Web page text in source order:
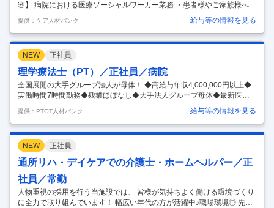
容】 病院における医療ソーシャルワーカー業務 ・患者様やご家族様への
相談業務 ・入退院支援業務 【応募条件】 社会福祉士 ※入退院支援業務
経験 必須 普通自動車運転免許（AT限定可）あると尚良 【施設形態】 病
院 【募集資格】 社会福祉士 【おすすめポイント】 最寄り駅徒歩1分で
アクセス良好 年間休日110日 お問い合わせお待ちしております。 【注目
ポイント】 介護兼務無し/年間休日110日以上/4週8休以上シフト制/昇給
あり/公共交通機関の便が良い/車通勤可/退職金あり/社会保険完備/残業少
ない/日勤募集/社用車あり お気軽に…
提供：ケア人材バンク 給与等の情報を見る
NEW 正社員
理学療法士（PT）／正社員／病院
全国展開の大手グループ法人が母体！ ◆高給与年収4,000,000円以上◆
実働時間7時間勤務◆残業ほぼなし◆大手法人グループ母体◆最新医療
機器の導入◆教育体制充実◆福利厚生充実◆託児所あり東大阪市 【給
与】 【月給】270,000円ｰ320,000円 [内訳] 基本給:189,000円ｰ224,000円
職能手当:81,000円ｰ96,000円 [該当時支給] 時間外勤務手当、認定・専門
療法士資格活動手当 【想定年収】3,240,000円ｰ4,556,800円 3.20カ月分/
年 年2回 【コメント】 ＜法人特徴＞ ◆全国各地に拠点を持つ大手平成
医療福祉グループが母体です。ハタラクエール（福利
…
提供：PTOT人材バンク 給与等の情報を見る
NEW 正社員
通所リハ・デイケアでの介護士・ホームヘルパー／正
社員／常勤
人物重視の採用を行う当施設では、 皆様が気持ちよく働ける環境づくり
に全力で取り組んでいます！ 幅広い年代の方が活躍中♪職場環境◎ 先輩